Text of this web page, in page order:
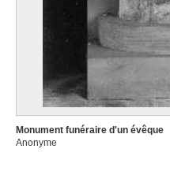
Monument funéraire d'un évêque
Anonyme